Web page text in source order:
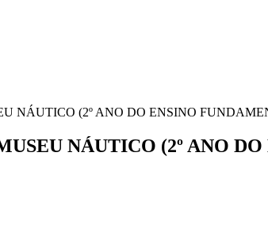
NÁUTICO (2º ANO DO ENSINO
NÁUTICO (2º ANO